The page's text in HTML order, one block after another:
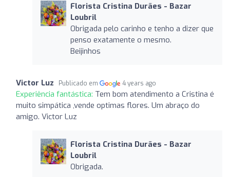
Florista Cristina Durães - Bazar
Loubril
Obrigada pelo carinho e tenho a dizer que
penso exatamente o mesmo.
Beijinhos
Victor Luz Publicado em 4 years ago
Experiência fantástica: Tem bom atendimento a Cristina é
muito simpática ,vende optimas flores. Um abraço do
amigo. Victor Luz
Florista Cristina Durães - Bazar
Loubril
Obrigada.